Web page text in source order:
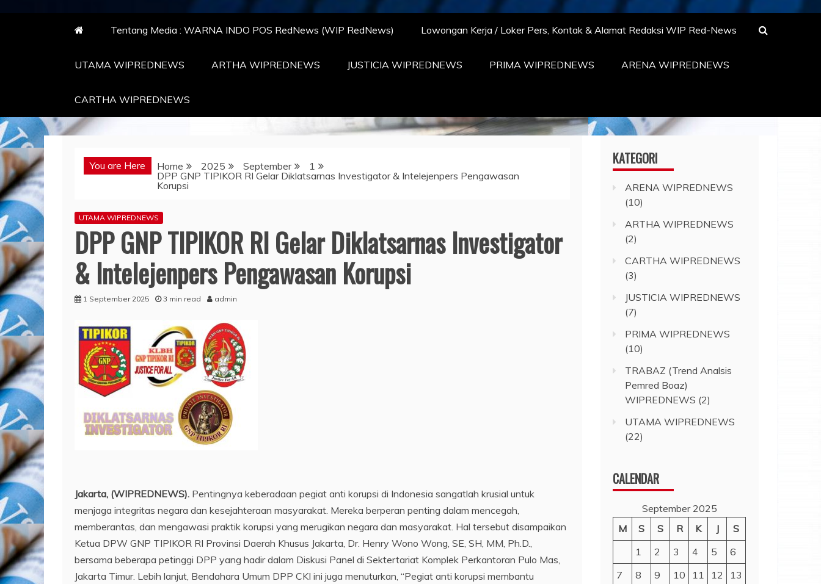
Tentang Media : WARNA INDO POS RedNews (WIP RedNews) Lowongan Kerja / Loker Pers, Kontak & Alamat Redaksi WIP Red-News
UTAMA WIPREDNEWS ARTHA WIPREDNEWS JUSTICIA WIPREDNEWS PRIMA WIPREDNEWS ARENA WIPREDNEWS
CARTHA WIPREDNEWS
You are Here Home 2025 September
1
DPP GNP TIPIKOR RI Gelar Diklatsarnas Investigator & Intelejenpers Pengawasan
Korupsi
UTAMA WIPREDNEWS
DPP GNP TIPIKOR RI Gelar Diklatsarnas Investigator
& Intelejenpers Pengawasan Korupsi
1 September 2025 3 min read admin
Jakarta, (WIPREDNEWS). Pentingnya keberadaan pegiat anti korupsi di Indonesia sangatlah krusial untuk
menjaga integritas negara dan kesejahteraan masyarakat. Mereka berperan penting dalam mencegah,
memberantas, dan mengawasi praktik korupsi yang merugikan negara dan masyarakat. Hal tersebut disampaikan
Ketua DPW GNP TIPIKOR RI Provinsi Daerah Khusus Jakarta, Dr. Henry Wono Wong, SE, SH, MM, Ph.D.,
bersama beberapa petinggi DPP yang hadir dalam Diskusi Panel di Sektertariat Komplek Perkantoran Pulo Mas,
Jakarta Timur. Lebih lanjut, Bendahara Umum DPP CKI ini juga menuturkan, “Pegiat anti korupsi membantu
KATEGORI
ARENA WIPREDNEWS
(10)
ARTHA WIPREDNEWS
(2)
CARTHA WIPREDNEWS
(3)
JUSTICIA WIPREDNEWS
(7)
PRIMA WIPREDNEWS
(10)
TRABAZ (Trend Analsis
Pemred Boaz)
WIPREDNEWS (2)
UTAMA WIPREDNEWS
(22)
CALENDAR
September 2025
M
S S R K J
S
1
2 3 4 5
6
7
8 9 10 11 12
13